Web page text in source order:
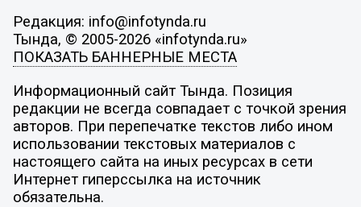
Редакция: info@infotynda.ru
Тында, © 2005-2026 «infotynda.ru»
ПОКАЗАТЬ БАННЕРНЫЕ МЕСТА
Информационный сайт Тында. Позиция
редакции не всегда совпадает с точкой зрения
авторов. При перепечатке текстов либо ином
использовании текстовых материалов с
настоящего сайта на иных ресурсах в сети
Интернет гиперссылка на источник
обязательна.